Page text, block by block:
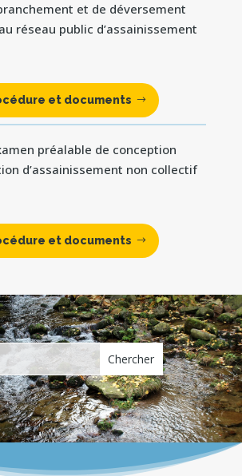
et de déversement
réseau public d’assainissement
et documents
préalable de conception
d’assainissement non collectif
et documents